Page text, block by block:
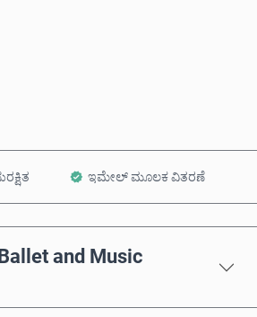
ಇಮೇಲ್ ಮೂಲಕ ವಿತರಣೆ
and Music